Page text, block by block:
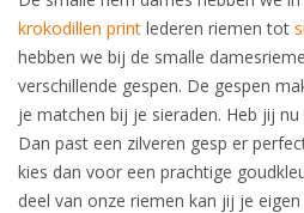
krokodillen print lederen riemen tot
hebben we bij de smalle
verschillende gespen. De gespen
je matchen bij je sieraden. Heb jij
Dan past een zilveren gesp er
kies dan voor een prachtige
deel van onze riemen kan jij je